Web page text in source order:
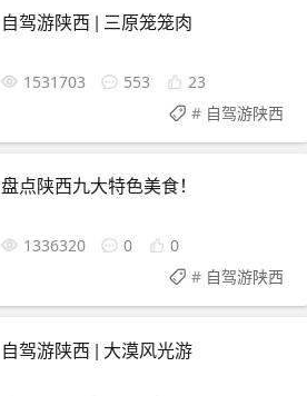
自驾游陕西 | 三原笼笼肉
1531703 553
23
#自驾游陕西
盘点陕西九大特色美食！
1336320 0
0
#自驾游陕西
自驾游陕西 | 大漠风光游